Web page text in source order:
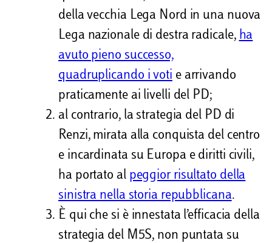
della vecchia Lega Nord in una nuova
Lega nazionale di destra radicale, ha
avuto pieno successo,
quadruplicando i voti e arrivando
praticamente ai livelli del PD;
al contrario, la strategia del PD di
Renzi, mirata alla conquista del centro
e incardinata su Europa e diritti civili,
ha portato al peggior risultato della
sinistra nella storia repubblicana.
È qui che si è innestata l’efficacia della
strategia del M5S, non puntata su